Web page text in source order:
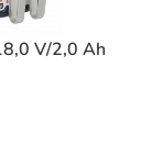
V/2,0 Ah